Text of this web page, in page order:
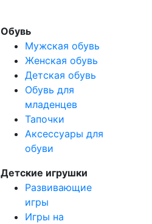
Обувь
Мужская обувь
Женская обувь
Детская обувь
Обувь для
младенцев
Тапочки
Аксессуары для
обуви
Детские игрушки
Развивающие
игры
Игры на